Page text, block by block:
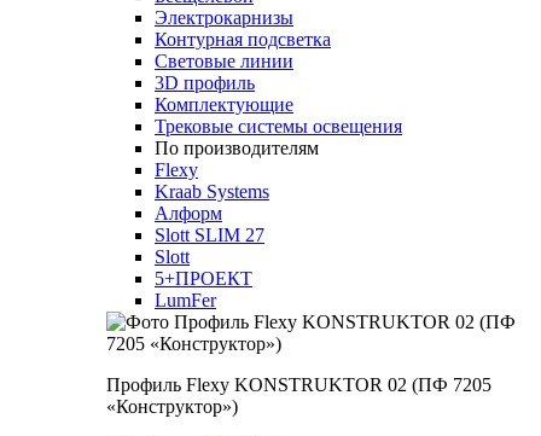
Электрокарнизы
Контурная подсветка
Световые линии
3D профиль
Комплектующие
Трековые системы освещения
По производителям
Flexy
Kraab Systems
Алформ
Slott SLIM 27
Slott
5+ПРОЕКТ
LumFer
Профиль Flexy KONSTRUKTOR 02 (ПФ 7205
«Конструктор»)